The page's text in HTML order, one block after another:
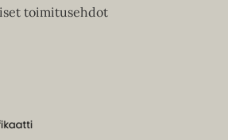
toimitusehdot